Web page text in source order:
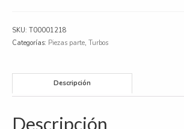
Trabaja con nosotros
cantidad
SKU: T00001218
Categorías: Piezas parte, Turbos
Descripción
Descripción